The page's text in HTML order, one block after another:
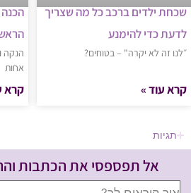
שכחת ילדים ברכב כל מה שצריך
לדעת כדי להימנע
״לנו זה לא יקרה" – בטוחים?
קרא עוד »
הנקה
אחות
קרא
תגיות
אל תפספסי את הכתבות